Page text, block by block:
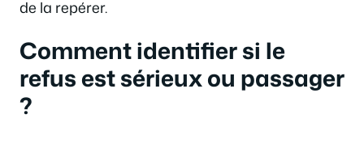
de la repérer.
Comment identifier si le
refus est sérieux ou passager
?